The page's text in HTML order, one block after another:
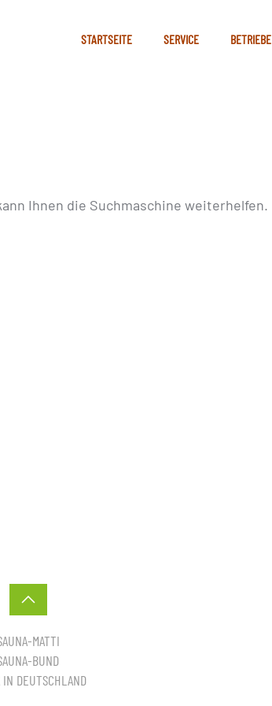
STARTSEITE SERVICE BETRIEBE
Ihnen die Suchmaschine weiterhelfen.
MATTI
BUND
IN DEUTSCHLAND